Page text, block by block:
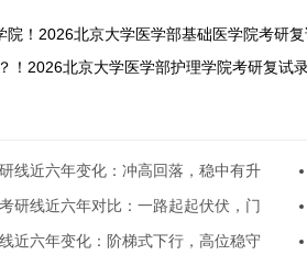
院！2026北京大学医学部基础医学院考研
！2026北京大学医学部护理学院考研复试
线近六年变化：冲高回落，稳中有升
研线近六年对比：一路起起伏伏，门
近六年变化：阶梯式下行，高位稳守